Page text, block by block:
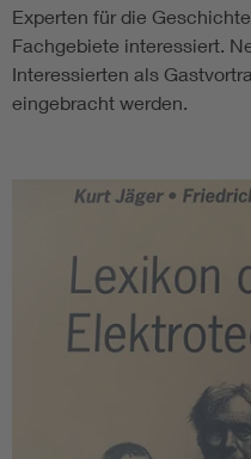
Experten für die
Fachgebiete interessiert.
Interessierten als
eingebracht werden.